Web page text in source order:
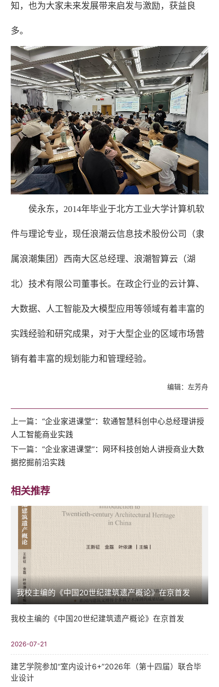
知，也为大家未来发展带来启发与激励，获益良
多。
侯永东，2014年毕业于北方工业大学计算机软
件与理论专业，现任浪潮云信息技术股份公司（隶
属浪潮集团）西南大区总经理、浪潮智算云（湖
北）技术有限公司董事长。在政企行业的云计算、
大数据、人工智能及大模型应用等领域有着丰富的
实践经验和研究成果，对于大型企业的区域市场营
销有着丰富的规划能力和管理经验。
编辑：左芳舟
上一篇：“企业家进课堂”：软通智慧科创中心总经理讲授
人工智能商业实践
下一篇：“企业家进课堂”：网环科技创始人讲授商业大数
据挖掘前沿实践
相关推荐
我校主编的《中国20世纪建筑遗产概论》在京首发
我校主编的《中国20世纪建筑遗产概论》在京首发
2026-07-21
建艺学院参加“室内设计6+”2026年（第十四届）联合毕
业设计